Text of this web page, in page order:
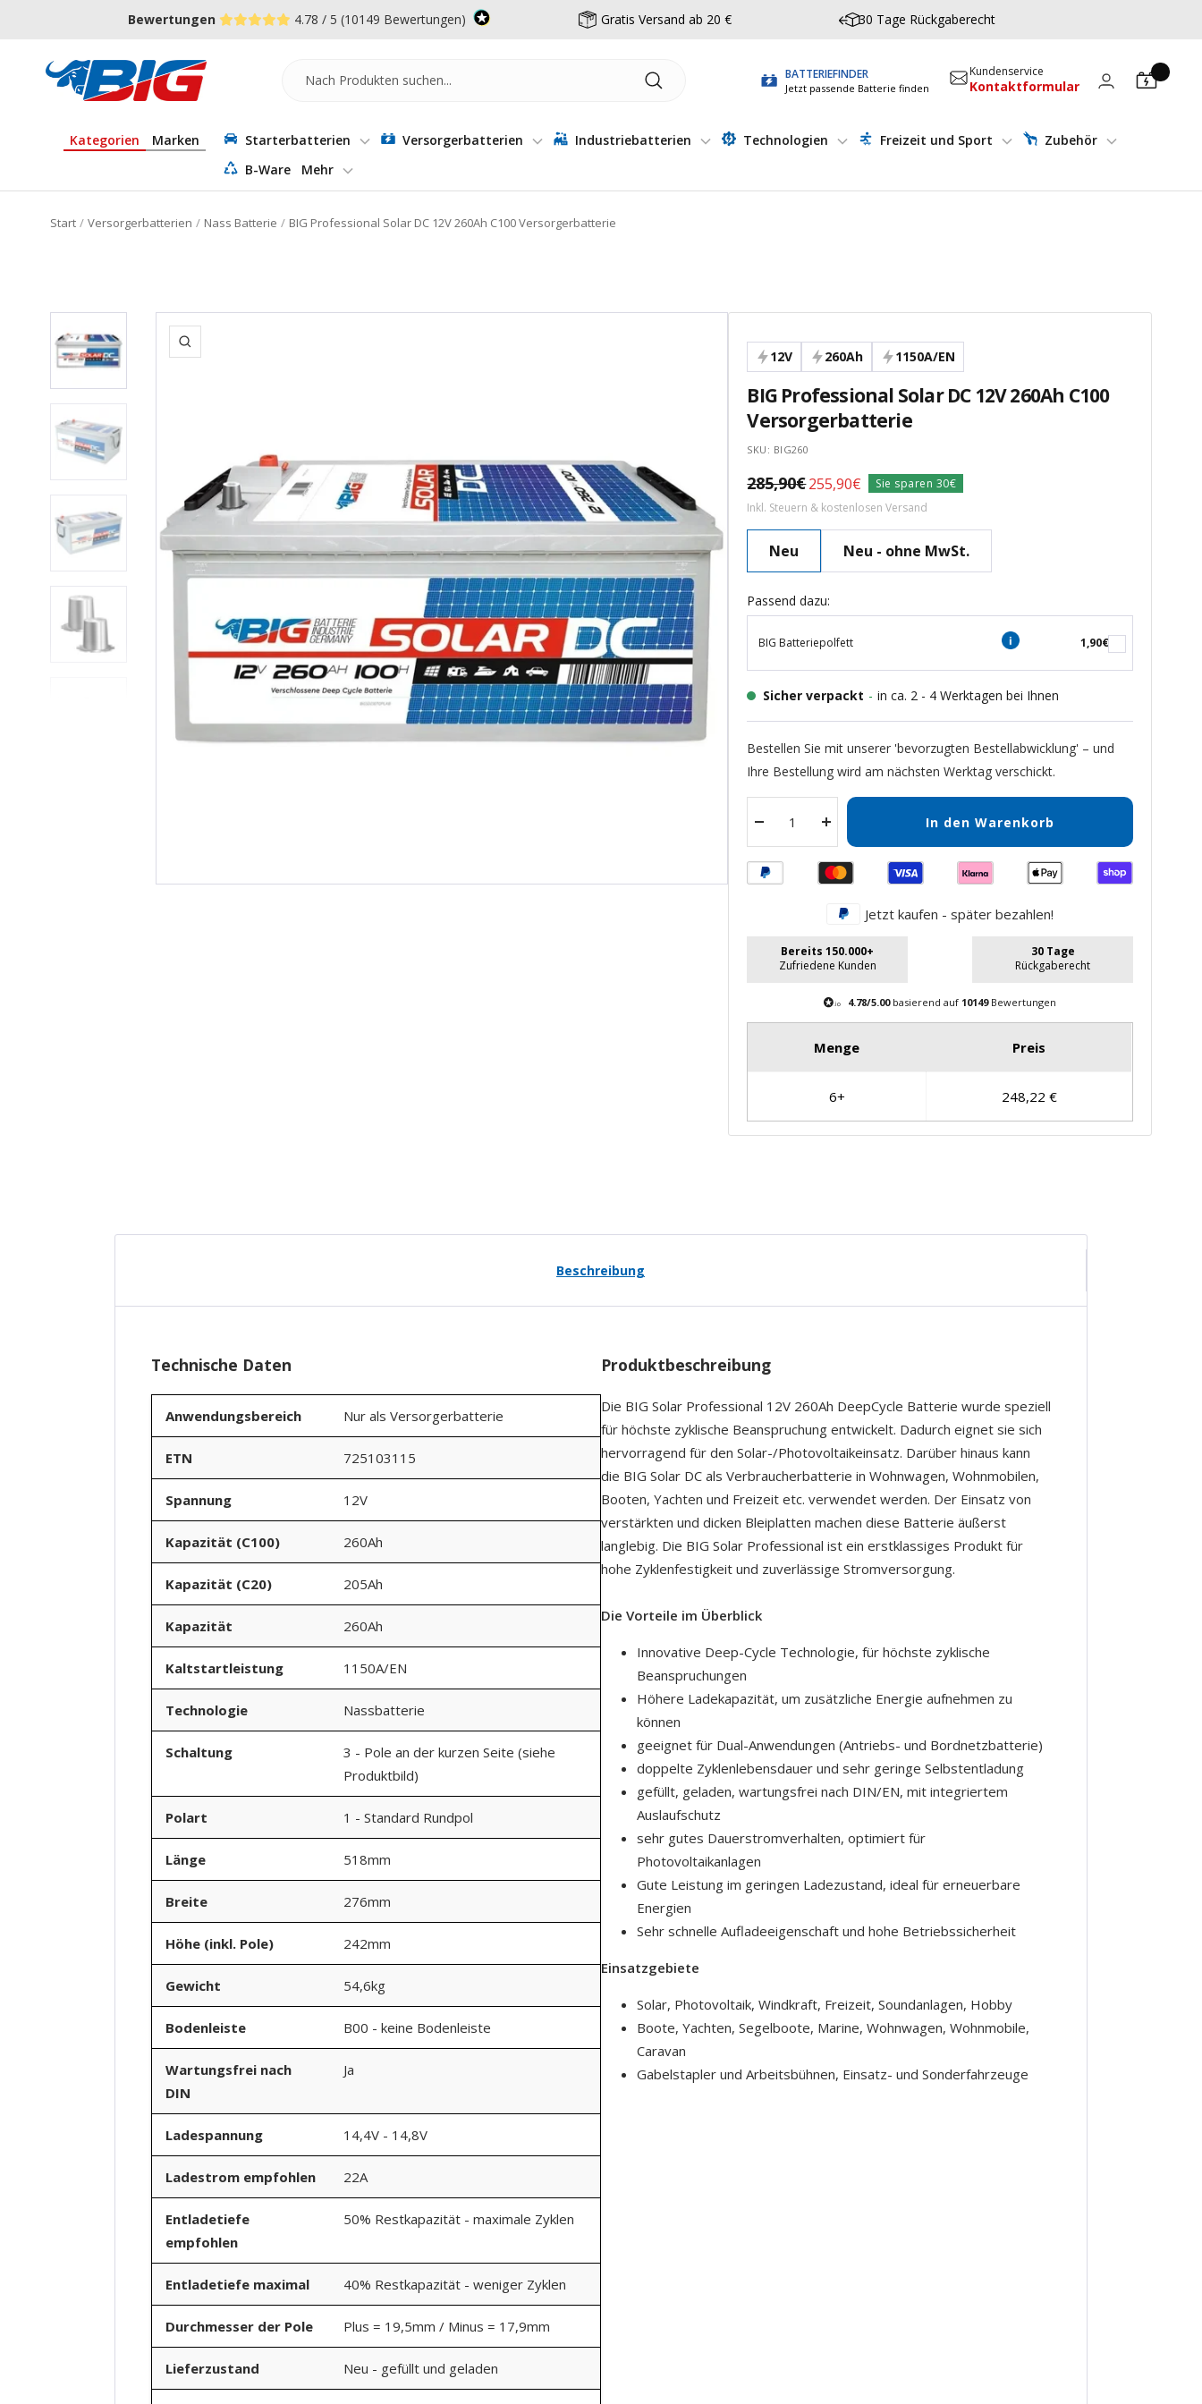
Zum Menü springen
Fußzeile springen
Barrierefreiheits-Widget öffnen
Bewertungen 4.78 / 5 (10149 Bewertungen) Gratis Versand ab 20 € 30 Tage Rückgaberecht
Batterie-
Industrie-
BATTERIEFINDER
Jetzt passende Batterie finden
Kundenservice
Kontaktformular
Kategorien Marken Starterbatterien Versorgerbatterien Industriebatterien Technologien Freizeit und Sport
Zubehör
B-Ware
Mehr
Start Versorgerbatterien Nass Batterie BIG Professional Solar DC 12V 260Ah C100 Versorgerbatterie
Zoom 12V 260Ah 1150A/EN
BIG Professional Solar DC 12V 260Ah C100
Versorgerbatterie
SKU: BIG260
Angebotspreis
255,90€
Regulärer
Preis
285,90€
Sie sparen 30€
Inkl. Steuern & kostenlosen Versand
Neu Neu - ohne MwSt.
Passend dazu:
BIG Batteriepolfett 1,90€
Sicher verpackt - in ca. 2 - 4 Werktagen bei Ihnen
Bestellen Sie mit unserer 'bevorzugten Bestellabwicklung' – und
Ihre Bestellung wird am nächsten Werktag verschickt.
Menge
Menge
In den Warenkorb
Jetzt kaufen - später bezahlen!
Bereits 150.000+
Zufriedene Kunden
30 Tage
Rückgaberecht
4.78/5.00basierend auf 10149Bewertungen
Beschreibung
Technische Daten
Anwendungsbereich Nur als Versorgerbatterie
ETN 725103115
Spannung 12V
Kapazität (C100) 260Ah
Kapazität (C20) 205Ah
Kapazität 260Ah
Kaltstartleistung 1150A/EN
Technologie Nassbatterie
Schaltung
3 - Pole an der kurzen Seite (siehe
Produktbild)
Polart 1 - Standard Rundpol
Länge 518mm
Breite 276mm
Höhe (inkl. Pole) 242mm
Gewicht 54,6kg
Bodenleiste B00 - keine Bodenleiste
Wartungsfrei nach
DIN
Ja
Ladespannung 14,4V - 14,8V
Ladestrom empfohlen 22A
Entladetiefe
empfohlen
50% Restkapazität - maximale Zyklen
Entladetiefe maximal 40% Restkapazität - weniger Zyklen
Durchmesser der Pole Plus = 19,5mm / Minus = 17,9mm
Lieferzustand Neu - gefüllt und geladen
Produktbeschreibung
Die BIG Solar Professional 12V 260Ah DeepCycle Batterie wurde speziell
für höchste zyklische Beanspruchung entwickelt. Dadurch eignet sie sich
hervorragend für den Solar-/Photovoltaikeinsatz. Darüber hinaus kann
die BIG Solar DC als Verbraucherbatterie in Wohnwagen, Wohnmobilen,
Booten, Yachten und Freizeit etc. verwendet werden. Der Einsatz von
verstärkten und dicken Bleiplatten machen diese Batterie äußerst
langlebig. Die BIG Solar Professional ist ein erstklassiges Produkt für
hohe Zyklenfestigkeit und zuverlässige Stromversorgung.
Die Vorteile im Überblick
Innovative Deep-Cycle Technologie, für höchste zyklische
Beanspruchungen
Höhere Ladekapazität, um zusätzliche Energie aufnehmen zu
können
geeignet für Dual-Anwendungen (Antriebs- und Bordnetzbatterie)
doppelte Zyklenlebensdauer und sehr geringe Selbstentladung
gefüllt, geladen, wartungsfrei nach DIN/EN, mit integriertem
Auslaufschutz
sehr gutes Dauerstromverhalten, optimiert für
Photovoltaikanlagen
Gute Leistung im geringen Ladezustand, ideal für erneuerbare
Energien
Sehr schnelle Aufladeeigenschaft und hohe Betriebssicherheit
Einsatzgebiete
Solar, Photovoltaik, Windkraft, Freizeit, Soundanlagen, Hobby
Boote, Yachten, Segelboote, Marine, Wohnwagen, Wohnmobile,
Caravan
Gabelstapler und Arbeitsbühnen, Einsatz- und Sonderfahrzeuge